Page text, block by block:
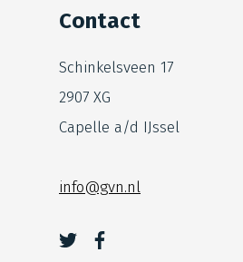
Contact
Schinkelsveen 17
2907 XG
Capelle a/d IJssel
info@gvn.nl